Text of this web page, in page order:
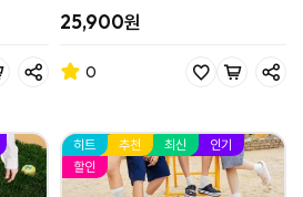
25,900원
0
히트 추천 최신
인기
할인